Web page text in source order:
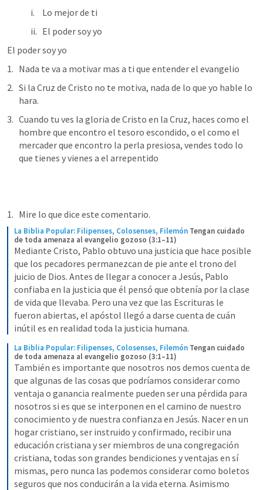
Lo mejor de ti
El poder soy yo
El poder soy yo
Nada te va a motivar mas a ti que entender el evangelio
Si la Cruz de Cristo no te motiva, nada de lo que yo hable lo
hara.
Cuando tu ves la gloria de Cristo en la Cruz, haces como el
hombre que encontro el tesoro escondido, o el como el
mercader que encontro la perla presiosa, vendes todo lo
que tienes y vienes a el arrepentido
Mire lo que dice este comentario.
La Biblia Popular: Filipenses, Colosenses, Filemón Tengan cuidado
de toda amenaza al evangelio gozoso (3:1–11)
Mediante Cristo, Pablo obtuvo una justicia que hace posible
que los pecadores permanezcan de pie ante el trono del
juicio de Dios. Antes de llegar a conocer a Jesús, Pablo
confiaba en la justicia que él pensó que obtenía por la clase
de vida que llevaba. Pero una vez que las Escrituras le
fueron abiertas, el apóstol llegó a darse cuenta de cuán
inútil es en realidad toda la justicia humana.
La Biblia Popular: Filipenses, Colosenses, Filemón Tengan cuidado
de toda amenaza al evangelio gozoso (3:1–11)
También es importante que nosotros nos demos cuenta de
que algunas de las cosas que podríamos considerar como
ventaja o ganancia realmente pueden ser una pérdida para
nosotros si es que se interponen en el camino de nuestro
conocimiento y de nuestra confianza en Jesús. Nacer en un
hogar cristiano, ser instruido y confirmado, recibir una
educación cristiana y ser miembros de una congregación
cristiana, todas son grandes bendiciones y ventajas en sí
mismas, pero nunca las podemos considerar como boletos
seguros que nos conducirán a la vida eterna. Asimismo